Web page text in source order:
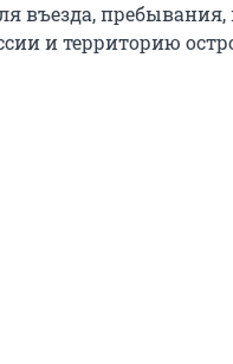
въезда,
и территорию